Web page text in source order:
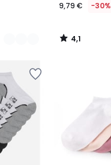
9,79 € -30%
4,1
/